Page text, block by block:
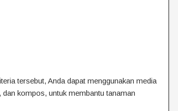
tersebut, Anda dapat menggunakan media
kompos, untuk membantu tanaman